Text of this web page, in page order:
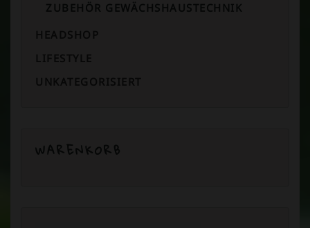
ZUBEHÖR GEWÄCHSHAUSTECHNIK
HEADSHOP
LIFESTYLE
UNKATEGORISIERT
WARENKORB